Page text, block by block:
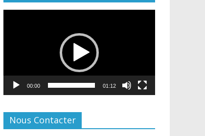
00:00 01:12
Nous Contacter